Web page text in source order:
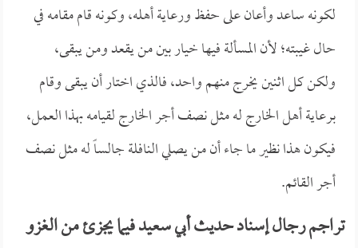
لكونه ساعد وأعان على حفظ ورعاية أهله، وكونه قام مقامه في
حال غيبته؛ لأن المسألة فيها خيار بين من يقعد ومن يبقى،
ولكن كل اثنين يخرج منهم واحد، فالذي اختار أن يبقى وقام
برعاية أهل الخارج له مثل نصف أجر الخارج لقيامه بهذا العمل،
فيكون هذا نظير ما جاء أن من يصلي النافلة جالساً له مثل نصف
أجر القائم.
تراجم رجال إسناد حديث أبي سعيد فيما يجزئ من الغزو